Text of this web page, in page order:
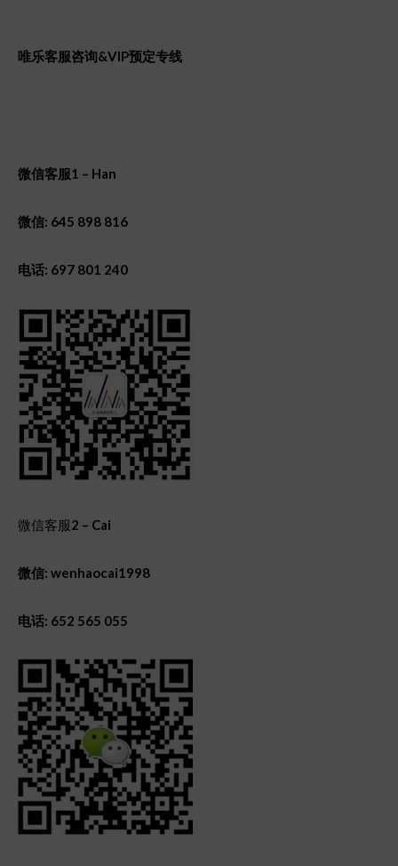
唯乐客服咨询&VIP预定专线
微信客服1 – Han
微信: 645 898 816
电话: 697 801 240
微信客服2 – Cai
微信: wenhaocai1998
电话: 652 565 055